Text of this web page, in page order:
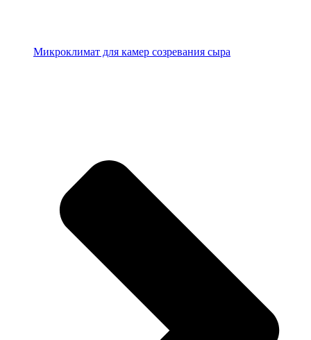
Микроклимат для камер созревания сыра